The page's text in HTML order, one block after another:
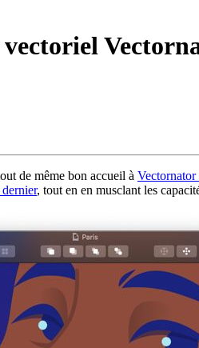
de même bon accueil à Vectornator
, tout en en musclant les